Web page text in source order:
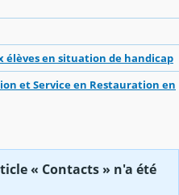
élèves en situation de handicap
et Service en Restauration en
« Contacts » n'a été